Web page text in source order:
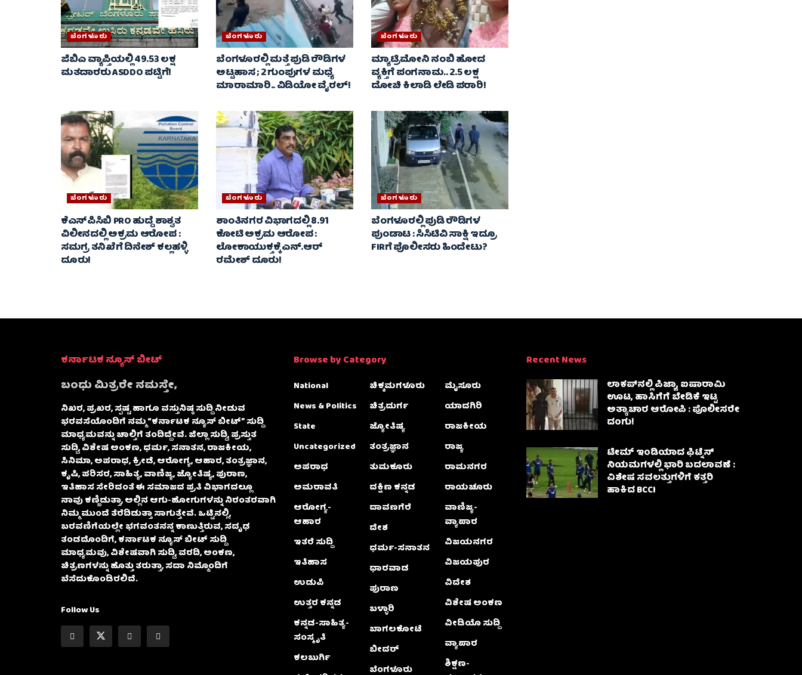
ಬೆಂಗಳೂರು
ಜಿಬಿಎ ವ್ಯಾಪ್ತಿಯಲ್ಲಿ 49.53 ಲಕ್ಷ
ಮತದಾರರು ASDDO ಪಟ್ಟಿಗೆ!
ಬೆಂಗಳೂರು
ಬೆಂಗಳೂರಲ್ಲಿ ಮತ್ತೆ ಪುಡಿ ರೌಡಿಗಳ
ಅಟ್ಟಹಾಸ ; 2 ಗುಂಪುಗಳ ಮಧ್ಯೆ
ಮಾರಾಮಾರಿ.. ವಿಡಿಯೋ ವೈರಲ್‌!
ಬೆಂಗಳೂರು
ಮ್ಯಾಟ್ರಿಮೋನಿ ನಂಬಿ ಹೋದ
ವ್ಯಕ್ತಿಗೆ ಪಂಗನಾಮ.. 2.5 ಲಕ್ಷ
ದೋಚಿ ಕಿಲಾಡಿ ಲೇಡಿ ಪರಾರಿ!
ಬೆಂಗಳೂರು
ಕೆಎಸ್‌ಪಿಸಿಬಿ PRO ಹುದ್ದೆ ಶಾಶ್ವತ
ವಿಲೀನದಲ್ಲಿ ಅಕ್ರಮ ಆರೋಪ :
ಸಮಗ್ರ ತನಿಖೆಗೆ ದಿನೇಶ್ ಕಲ್ಲಹಳ್ಳಿ
ದೂರು!
ಬೆಂಗಳೂರು
ಶಾಂತಿನಗರ ವಿಭಾಗದಲ್ಲಿ 8.91
ಕೋಟಿ ಅಕ್ರಮ ಆರೋಪ :
ಲೋಕಾಯುಕ್ತಕ್ಕೆ ಎನ್‌.ಆರ್‌
ರಮೇಶ್‌ ದೂರು!
ಬೆಂಗಳೂರು
ಬೆಂಗಳೂರಲ್ಲಿ ಪುಡಿ ರೌಡಿಗಳ
ಪುಂಡಾಟ : ಸಿಸಿಟಿವಿ ಸಾಕ್ಷಿ ಇದ್ರೂ
FIRಗೆ ಪೊಲೀಸರು ಹಿಂದೇಟು?
ಕರ್ನಾಟಕ ನ್ಯೂಸ್ ಬೀಟ್
ಬಂಧು ಮಿತ್ರರೇ ನಮಸ್ತೇ,
ನಿಖರ, ಪ್ರಖರ, ಸ್ಪಷ್ಟ ಹಾಗೂ ವಸ್ತುನಿಷ್ಠ ಸುದ್ದಿ ನೀಡುವ
ಭರವಸೆಯೊಂದಿಗೆ ನಮ್ಮ “ಕರ್ನಾಟಕ ನ್ಯೂಸ್ ಬೀಟ್” ಸುದ್ದಿ
ಮಾಧ್ಯಮವನ್ನು ಚಾಲ್ತಿಗೆ ತಂದಿದ್ದೇವೆ. ಜಿಲ್ಲಾ ಸುದ್ದಿ, ಪ್ರಸ್ತುತ
ಸುದ್ದಿ, ವಿಶೇಷ ಅಂಕಣ, ಧರ್ಮ, ಸನಾತನ, ರಾಜಕೀಯ,
ಸಿನಿಮಾ, ಅಪರಾಧ, ಕ್ರೀಡೆ, ಆರೋಗ್ಯ, ಆಹಾರ, ತಂತ್ರಜ್ಞಾನ,
ಕೃಷಿ, ಪರಿಸರ, ಸಾಹಿತ್ಯ, ವಾಣಿಜ್ಯ, ಜ್ಯೋತಿಷ್ಯ, ಪುರಾಣ,
ಇತಿಹಾಸ ಸೇರಿದಂತೆ ಈ ಸಮಾಜದ ಪ್ರತಿ ವಿಭಾಗದಲ್ಲೂ
ನಾವು ಕಣ್ಣಿಡುತ್ತಾ, ಅಲ್ಲಿನ ಆಗು-ಹೋಗುಗಳನ್ನು ನಿರಂತರವಾಗಿ
ನಿಮ್ಮ ಮುಂದೆ ತೆರೆದಿಡುತ್ತಾ ಸಾಗುತ್ತೇವೆ. ಒಟ್ಟಿನಲ್ಲಿ,
ಬರವಣಿಗೆಯಲ್ಲೇ ಭಗವಂತನನ್ನ ಕಾಣುತ್ತಿರುವ, ಸದೃಢ
ತಂಡದೊಂದಿಗೆ, ಕರ್ನಾಟಕ ನ್ಯೂಸ್ ಬೀಟ್ ಸುದ್ದಿ
ಮಾಧ್ಯಮವು, ವಿಶೇಷವಾಗಿ ಸುದ್ದಿ, ವರದಿ, ಅಂಕಣ,
ಚಿತ್ರಣಗಳನ್ನು ಹೊತ್ತು ತರುತ್ತಾ, ಸದಾ ನಿಮ್ಮೊಂದಿಗೆ
ಬೆಸೆದುಕೊಂಡಿರಲಿದೆ.
Follow Us
Browse by Category
National
News & Politics
State
Uncategorized
ಅಪರಾಧ
ಅಮರಾವತಿ
ಆರೋಗ್ಯ-
ಆಹಾರ
ಇತರೆ ಸುದ್ದಿ
ಇತಿಹಾಸ
ಉಡುಪಿ
ಉತ್ತರ ಕನ್ನಡ
ಕನ್ನಡ-ಸಾಹಿತ್ಯ-
ಸಂಸ್ಕೃತಿ
ಕಲಬುರ್ಗಿ
ಚಿಕ್ಕಮಗಳೂರು
ಚಿತ್ರದುರ್ಗ
ಜ್ಯೋತಿಷ್ಯ
ತಂತ್ರಜ್ಞಾನ
ತುಮಕೂರು
ದಕ್ಷಿಣ ಕನ್ನಡ
ದಾವಣಗೆರೆ
ದೇಶ
ಧರ್ಮ-ಸನಾತನ
ಧಾರವಾಡ
ಪುರಾಣ
ಬಳ್ಳಾರಿ
ಬಾಗಲಕೋಟೆ
ಬೀದರ್
ಬೆಂಗಳೂರು
ಮೈಸೂರು
ಯಾದಗಿರಿ
ರಾಜಕೀಯ
ರಾಜ್ಯ
ರಾಮನಗರ
ರಾಯಚೂರು
ವಾಣಿಜ್ಯ-
ವ್ಯಾಪಾರ
ವಿಜಯನಗರ
ವಿಜಯಪುರ
ವಿದೇಶ
ವಿಶೇಷ ಅಂಕಣ
ವೀಡಿಯೊ ಸುದ್ದಿ
ವ್ಯಾಪಾರ
ಶಿಕ್ಷಣ-
Recent News
ಲಾಕಪ್‌ನಲ್ಲಿ ಪಿಜ್ಜಾ, ಐಷಾರಾಮಿ
ಊಟ, ಹಾಸಿಗೆಗೆ ಬೇಡಿಕೆ ಇಟ್ಟ
ಅತ್ಯಾಚಾರ ಆರೋಪಿ : ಪೊಲೀಸರೇ
ದಂಗು!
ಟೀಮ್ ಇಂಡಿಯಾದ ಫಿಟ್ನೆಸ್
ನಿಯಮಗಳಲ್ಲಿ ಭಾರಿ ಬದಲಾವಣೆ :
ವಿಶೇಷ ಸವಲತ್ತುಗಳಿಗೆ ಕತ್ತರಿ
ಹಾಕಿದ BCCI